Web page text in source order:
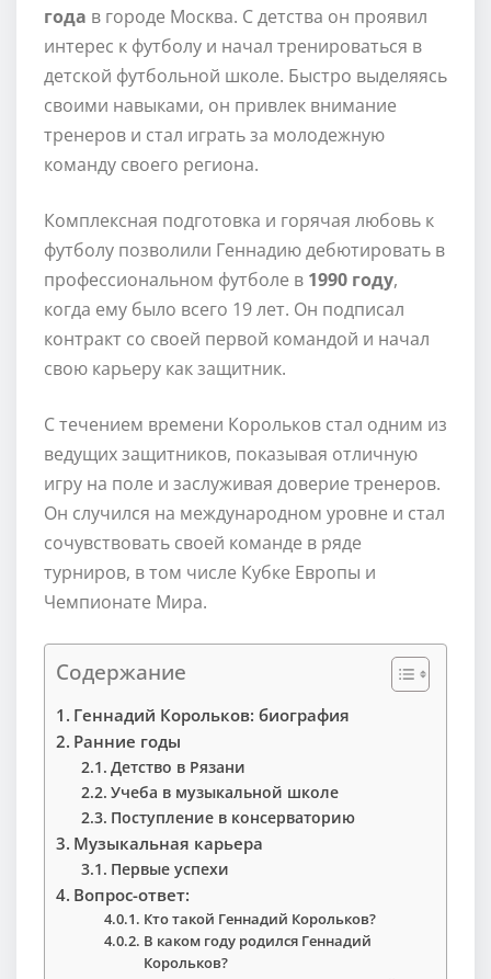
года в городе Москва. С детства он проявил
интерес к футболу и начал тренироваться в
детской футбольной школе. Быстро выделяясь
своими навыками, он привлек внимание
тренеров и стал играть за молодежную
команду своего региона.
Комплексная подготовка и горячая любовь к
футболу позволили Геннадию дебютировать в
профессиональном футболе в 1990 году,
когда ему было всего 19 лет. Он подписал
контракт со своей первой командой и начал
свою карьеру как защитник.
С течением времени Корольков стал одним из
ведущих защитников, показывая отличную
игру на поле и заслуживая доверие тренеров.
Он случился на международном уровне и стал
сочувствовать своей команде в ряде
турниров, в том числе Кубке Европы и
Чемпионате Мира.
Содержание
Геннадий Корольков: биография
Ранние годы
Детство в Рязани
Учеба в музыкальной школе
Поступление в консерваторию
Музыкальная карьера
Первые успехи
Вопрос-ответ:
Кто такой Геннадий Корольков?
В каком году родился Геннадий
Корольков?